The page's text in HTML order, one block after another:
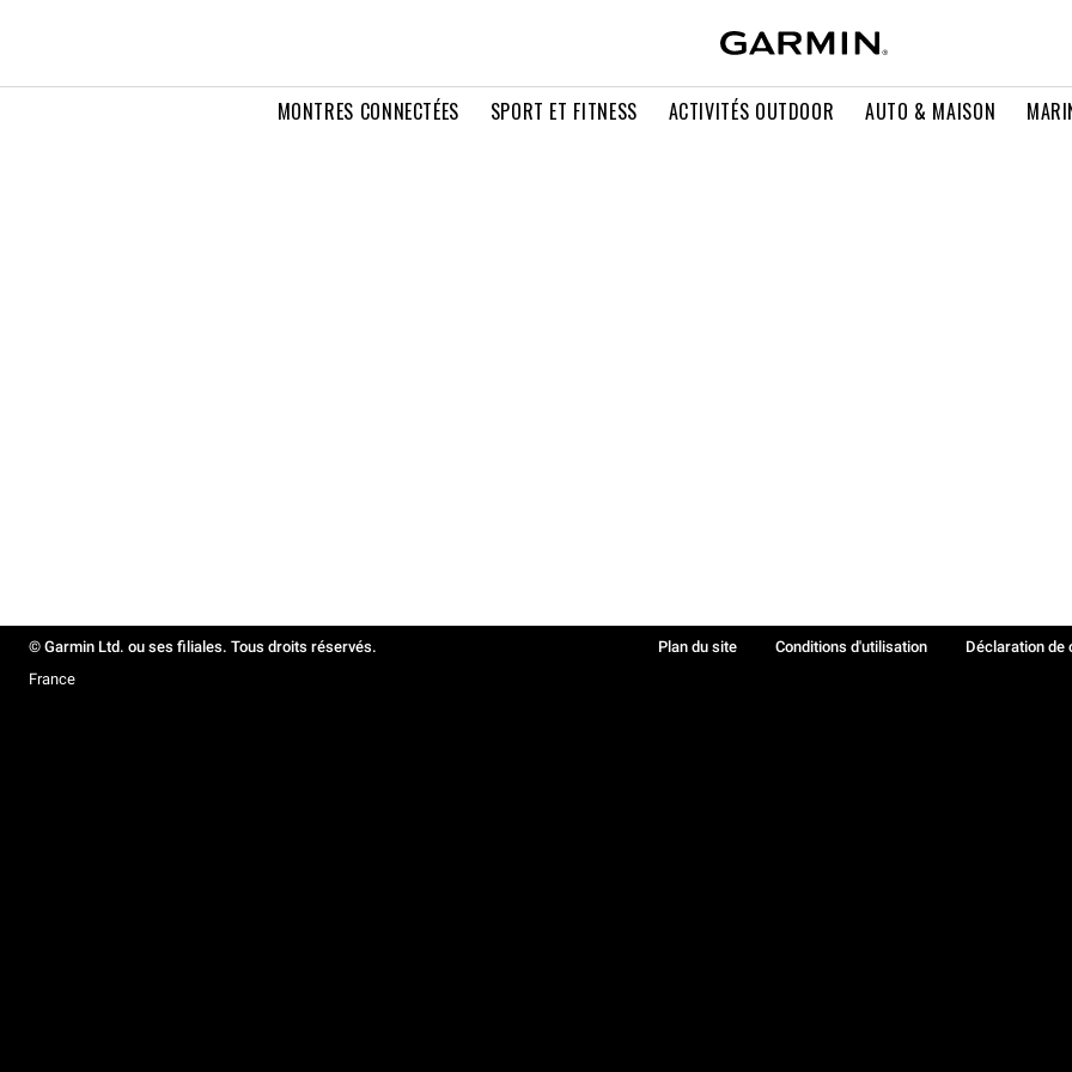
MONTRES CONNECTÉES SPORT ET FITNESS ACTIVITÉS OUTDOOR AUTO & MAISON
© Garmin Ltd. ou ses filiales. Tous droits réservés. Plan du site Conditions d'utilisation Déclaration de
France